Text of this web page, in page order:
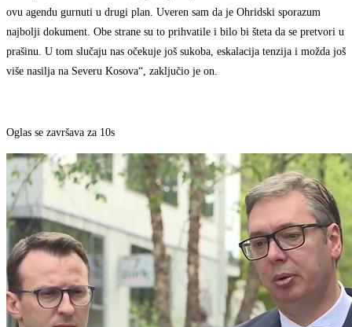
ovu agendu gurnuti u drugi plan. Uveren sam da je Ohridski sporazum
najbolji dokument. Obe strane su to prihvatile i bilo bi šteta da se pretvori u
prašinu. U tom slučaju nas očekuje još sukoba, eskalacija tenzija i možda još
više nasilja na Severu Kosova“, zaključio je on.
Oglas se završava za 10s